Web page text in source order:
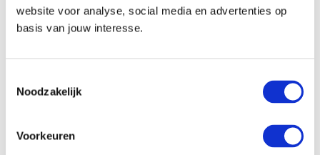
website voor analyse, social media en advertenties op
basis van jouw interesse.
Noodzakelijk
Voorkeuren
Klimaanlage